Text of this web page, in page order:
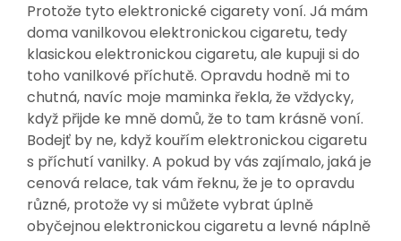
Protože tyto elektronické cigarety voní. Já mám
doma vanilkovou elektronickou cigaretu, tedy
klasickou elektronickou cigaretu, ale kupuji si do
toho vanilkové příchutě. Opravdu hodně mi to
chutná, navíc moje maminka řekla, že vždycky,
když přijde ke mně domů, že to tam krásně voní.
Bodejť by ne, když kouřím elektronickou cigaretu
s příchutí vanilky. A pokud by vás zajímalo, jaká je
cenová relace, tak vám řeknu, že je to opravdu
různé, protože vy si můžete vybrat úplně
obyčejnou elektronickou cigaretu a levné náplně